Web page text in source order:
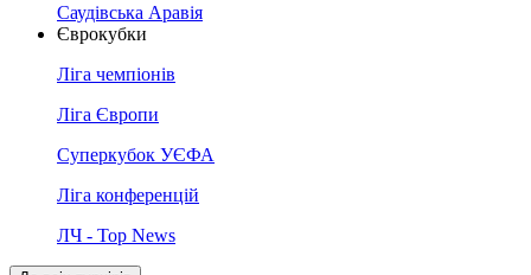
Саудівська Аравія
Єврокубки
Ліга чемпіонів
Ліга Європи
Суперкубок УЄФА
Ліга конференцій
ЛЧ - Top News